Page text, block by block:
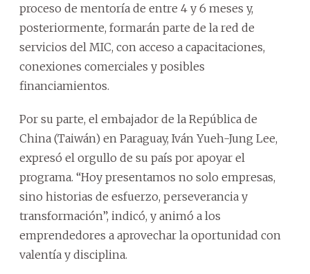
proceso de mentoría de entre 4 y 6 meses y,
posteriormente, formarán parte de la red de
servicios del MIC, con acceso a capacitaciones,
conexiones comerciales y posibles
financiamientos.
Por su parte, el embajador de la República de
China (Taiwán) en Paraguay, Iván Yueh-Jung Lee,
expresó el orgullo de su país por apoyar el
programa. “Hoy presentamos no solo empresas,
sino historias de esfuerzo, perseverancia y
transformación”, indicó, y animó a los
emprendedores a aprovechar la oportunidad con
valentía y disciplina.